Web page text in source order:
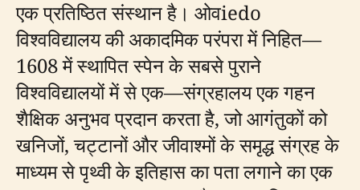
एक प्रतिष्ठित संस्थान है। ओवiedo
विश्वविद्यालय की अकादमिक परंपरा में निहित—
1608 में स्थापित स्पेन के सबसे पुराने
विश्वविद्यालयों में से एक—संग्रहालय एक गहन
शैक्षिक अनुभव प्रदान करता है, जो आगंतुकों को
खनिजों, चट्टानों और जीवाश्मों के समृद्ध संग्रह के
माध्यम से पृथ्वी के इतिहास का पता लगाने का एक